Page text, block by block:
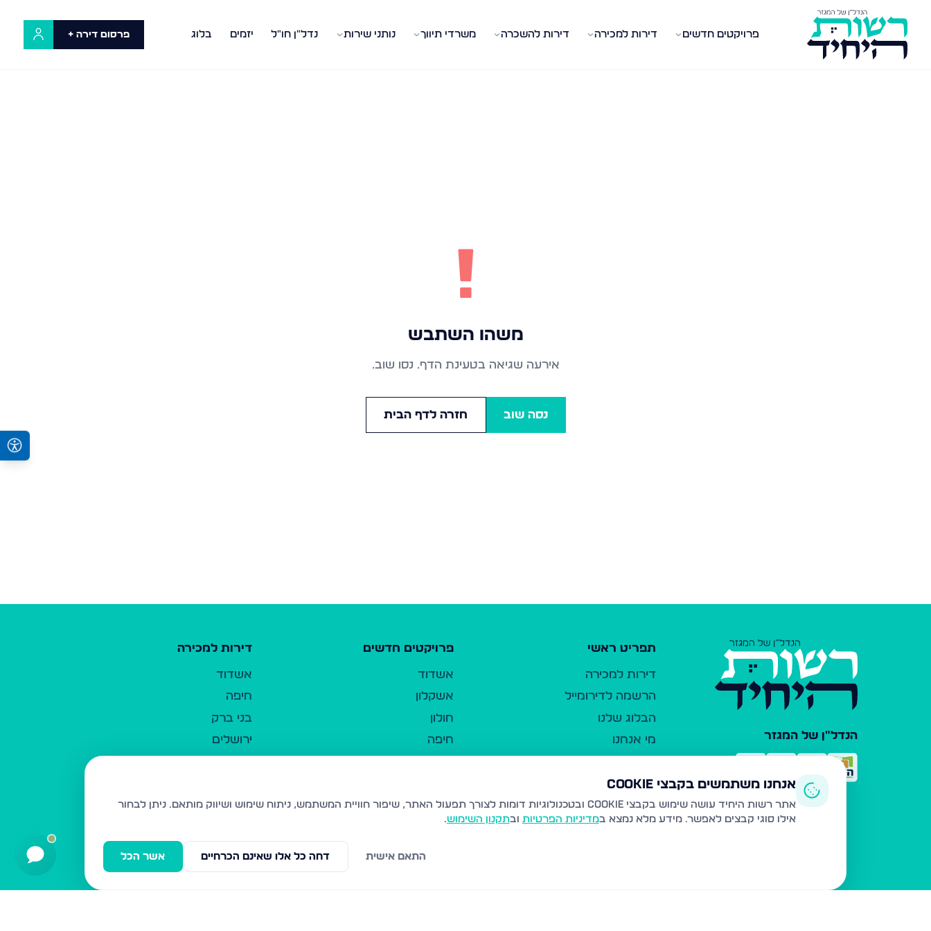
פרויקטים חדשים דירות למכירה דירות להשכרה משרדי תיווך נותני שירות נדל"ן חו"ל יזמים בלוג פרסום דירה +
!
משהו השתבש
אירעה שגיאה בטעינת הדף. נסו שוב.
נסה שוב חזרה לדף הבית
הנדל"ן של המגזר
תפריט ראשי
דירות למכירה
הרשמה לדירומייל
הבלוג שלנו
מי אנחנו
כלי עזר
פרסום ברשות היחיד
משרדי תיווך
פרויקטים חדשים
אשדוד
אשקלון
חולון
חיפה
נהריה
עמנואל
דירות למכירה
אשדוד
חיפה
בני ברק
ירושלים
בית שמש
ביתר עילית
אנחנו משתמשים בקבצי Cookie
אתר רשות היחיד עושה שימוש בקבצי Cookie ובטכנולוגיות דומות לצורך תפעול האתר, שיפור חוויית המשתמש, ניתוח שימוש ושיווק מותאם.
ניתן לבחור
אילו סוגי קבצים לאפשר. מידע מלא נמצא במדיניות הפרטיות ובתקנון השימוש.
אשר הכל דחה כל אלו שאינם הכרחיים התאם אישית